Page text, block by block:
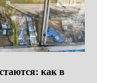
как в